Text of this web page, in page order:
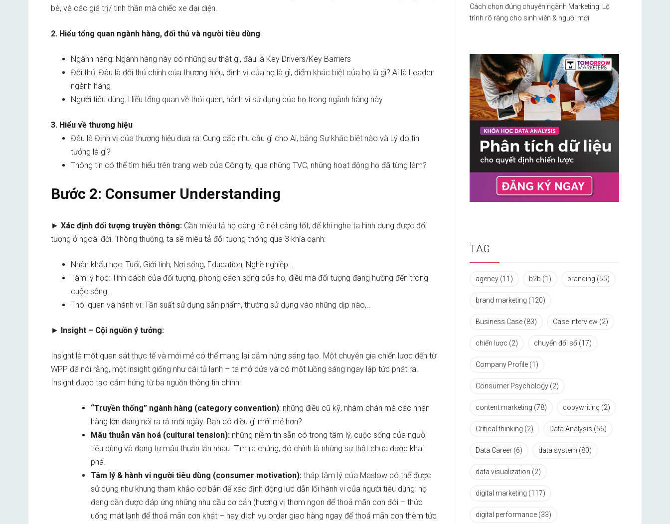
bè, và các giá trị/ tinh thần mà chiếc xe đại diện.
2. Hiểu tổng quan ngành hàng, đối thủ và người tiêu dùng
Ngành hàng: Ngành hàng này có những sự thật gì, đâu là Key Drivers/Key Barriers
Đối thủ: Đâu là đối thủ chính của thương hiệu, định vị của họ là gì, điểm khác biệt của họ là gì? Ai là Leader
ngành hàng
Người tiêu dùng: Hiểu tổng quan về thói quen, hành vi sử dụng của họ trong ngành hàng này
3. Hiểu về thương hiệu
Đâu là Định vị của thương hiệu đưa ra: Cung cấp nhu cầu gì cho Ai, bằng Sự khác biệt nào và Lý do tin
tưởng là gì?
Thông tin có thể tìm hiểu trên trang web của Công ty, qua những TVC, những hoạt động họ đã từng làm?
Bước 2: Consumer Understanding
► Xác định đối tượng truyền thông: Cần miêu tả họ càng rõ nét càng tốt, để khi nghe ta hình dung được đối
tượng ở ngoài đời. Thông thường, ta sẽ miêu tả đối tượng thông qua 3 khía cạnh:
Nhân khẩu học: Tuổi, Giới tính, Nơi sống, Education, Nghề nghiệp…
Tâm lý học: Tính cách của đối tượng, phong cách sống của họ, điều mà đối tượng đang hướng đến trong
cuộc sống…
Thói quen và hành vi: Tần suất sử dụng sản phẩm, thường sử dụng vào những dịp nào,..
► Insight – Cội nguồn ý tưởng:
Insight là một quan sát thực tế và mới mẻ có thể mang lại cảm hứng sáng tạo. Một chuyên gia chiến lược đến từ
WPP đã nói rằng, một insight giống như cái tủ lạnh – ta mở cửa và có một luồng sáng ngay lập tức phát ra.
Insight được tạo cảm hứng từ ba nguồn thông tin chính:
“Truyền thống” ngành hàng (category convention): những điều cũ kỹ, nhàm chán mà các nhãn
hàng lớn đang nói ra rả mỗi ngày. Bạn có điều gì mới mẻ hơn?
Mâu thuẫn văn hoá (cultural tension): những niềm tin sẵn có trong tâm lý, cuộc sống của người
tiêu dùng và đang tự mâu thuẫn lẫn nhau. Tìm ra chúng, đó chính là những sự thật chưa được khai
phá.
Tâm lý & hành vi người tiêu dùng (consumer motivation): tháp tâm lý của Maslow có thể được
sử dụng như khung tham khảo cơ bản để xác định động lực dẫn lối hành vi của người tiêu dùng: họ
đang cần được đáp ứng những nhu cầu cơ bản (hương vị thơm ngon để thoả mãn cơn đói – thức
uống mát lạnh để thoả mãn cơn khát – hay dịch vụ order giao hàng ngay để thoả mãn cơn thèm tức
Cách chọn đúng chuyên ngành Marketing: Lộ
trình rõ ràng cho sinh viên & người mới
TAG
agency (11) b2b (1) branding (55)
brand marketing (120)
Business Case (83) Case interview (2)
chiến lược (2) chuyển đổi số (17)
Company Profile (1)
Consumer Psychology (2)
content marketing (78) copywriting (2)
Critical thinking (2) Data Analysis (56)
Data Career (6) data system (80)
data visualization (2)
digital marketing (117)
digital performance (33)